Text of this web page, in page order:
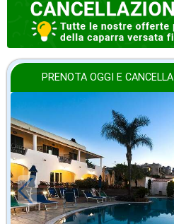
PRENOTA OGGI E CANCELLA
in offerta da
€52,71
a notte